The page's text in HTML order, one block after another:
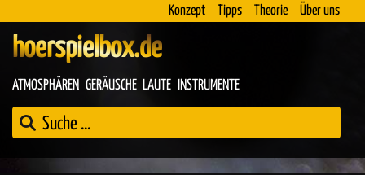
Konzept Tipps Theorie Über uns
hoerspielbox.de
ATMOSPHÄREN GERÄUSCHE LAUTE INSTRUMENTE